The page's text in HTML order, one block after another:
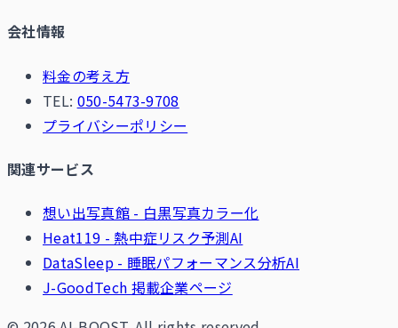
会社情報
料金の考え方
TEL: 050-5473-9708
プライバシーポリシー
関連サービス
想い出写真館 - 白黒写真カラー化
Heat119 - 熱中症リスク予測AI
DataSleep - 睡眠パフォーマンス分析AI
J-GoodTech 掲載企業ページ